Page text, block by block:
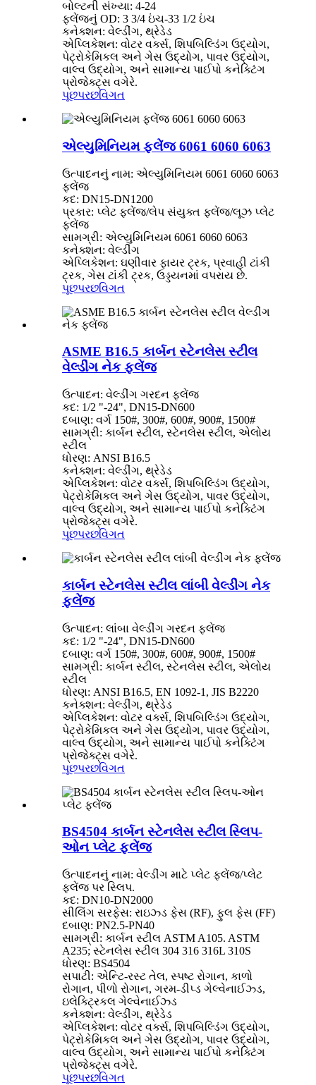
બોલ્ટની સંખ્યા: 4-24
ફ્લેંજનું OD: 3 3/4 ઇંચ-33 1/2 ઇંચ
કનેક્શન: વેલ્ડીંગ, થ્રેડેડ
એપ્લિકેશન: વોટર વર્ક્સ, શિપબિલ્ડિંગ ઉદ્યોગ,
પેટ્રોકેમિકલ અને ગેસ ઉદ્યોગ, પાવર ઉદ્યોગ,
વાલ્વ ઉદ્યોગ, અને સામાન્ય પાઈપો કનેક્ટિંગ
પ્રોજેક્ટ્સ વગેરે.
પૂછપરછવિગત
એલ્યુમિનિયમ ફ્લેંજ 6061 6060 6063
ઉત્પાદનનું નામ: એલ્યુમિનિયમ 6061 6060 6063
ફ્લેંજ
કદ: DN15-DN1200
પ્રકાર: પ્લેટ ફ્લેંજ/લેપ સંયુક્ત ફ્લેંજ/લૂઝ પ્લેટ
ફ્લેંજ
સામગ્રી: એલ્યુમિનિયમ 6061 6060 6063
કનેક્શન: વેલ્ડીંગ
એપ્લિકેશન: ઘણીવાર ફાયર ટ્રક, પ્રવાહી ટાંકી
ટ્રક, ગેસ ટાંકી ટ્રક, ઉડ્ડયનમાં વપરાય છે.
પૂછપરછવિગત
ASME B16.5 કાર્બન સ્ટેનલેસ સ્ટીલ
વેલ્ડીંગ નેક ફ્લેંજ
ઉત્પાદન: વેલ્ડીંગ ગરદન ફ્લેંજ
કદ: 1/2 "-24", DN15-DN600
દબાણ: વર્ગ 150#, 300#, 600#, 900#, 1500#
સામગ્રી: કાર્બન સ્ટીલ, સ્ટેનલેસ સ્ટીલ, એલોય
સ્ટીલ
ધોરણ: ANSI B16.5
કનેક્શન: વેલ્ડીંગ, થ્રેડેડ
એપ્લિકેશન: વોટર વર્ક્સ, શિપબિલ્ડિંગ ઉદ્યોગ,
પેટ્રોકેમિકલ અને ગેસ ઉદ્યોગ, પાવર ઉદ્યોગ,
વાલ્વ ઉદ્યોગ, અને સામાન્ય પાઈપો કનેક્ટિંગ
પ્રોજેક્ટ્સ વગેરે.
પૂછપરછવિગત
કાર્બન સ્ટેનલેસ સ્ટીલ લાંબી વેલ્ડીંગ નેક
ફ્લેંજ
ઉત્પાદન: લાંબા વેલ્ડીંગ ગરદન ફ્લેંજ
કદ: 1/2 "-24", DN15-DN600
દબાણ: વર્ગ 150#, 300#, 600#, 900#, 1500#
સામગ્રી: કાર્બન સ્ટીલ, સ્ટેનલેસ સ્ટીલ, એલોય
સ્ટીલ
ધોરણ: ANSI B16.5, EN 1092-1, JIS B2220
કનેક્શન: વેલ્ડીંગ, થ્રેડેડ
એપ્લિકેશન: વોટર વર્ક્સ, શિપબિલ્ડિંગ ઉદ્યોગ,
પેટ્રોકેમિકલ અને ગેસ ઉદ્યોગ, પાવર ઉદ્યોગ,
વાલ્વ ઉદ્યોગ, અને સામાન્ય પાઈપો કનેક્ટિંગ
પ્રોજેક્ટ્સ વગેરે.
પૂછપરછવિગત
BS4504 કાર્બન સ્ટેનલેસ સ્ટીલ સ્લિપ-
ઓન પ્લેટ ફ્લેંજ
ઉત્પાદનનું નામ: વેલ્ડીંગ માટે પ્લેટ ફ્લેંજ/પ્લેટ
ફ્લેંજ પર સ્લિપ.
કદ: DN10-DN2000
સીલિંગ સરફેસ: રાઇઝ્ડ ફેસ (RF), ફુલ ફેસ (FF)
દબાણ: PN2.5-PN40
સામગ્રી: કાર્બન સ્ટીલ ASTM A105. ASTM
A235; સ્ટેનલેસ સ્ટીલ 304 316 316L 310S
ધોરણ: BS4504
સપાટી: એન્ટિ-રસ્ટ તેલ, સ્પષ્ટ રોગાન, કાળો
રોગાન, પીળો રોગાન, ગરમ-ડીપ્ડ ગેલ્વેનાઈઝ્ડ,
ઇલેક્ટ્રિકલ ગેલ્વેનાઈઝ્ડ
કનેક્શન: વેલ્ડીંગ, થ્રેડેડ
એપ્લિકેશન: વોટર વર્ક્સ, શિપબિલ્ડિંગ ઉદ્યોગ,
પેટ્રોકેમિકલ અને ગેસ ઉદ્યોગ, પાવર ઉદ્યોગ,
વાલ્વ ઉદ્યોગ, અને સામાન્ય પાઈપો કનેક્ટિંગ
પ્રોજેક્ટ્સ વગેરે.
પૂછપરછવિગત